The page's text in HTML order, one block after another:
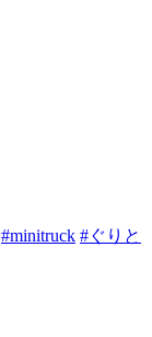
#minitruck #ぐりと